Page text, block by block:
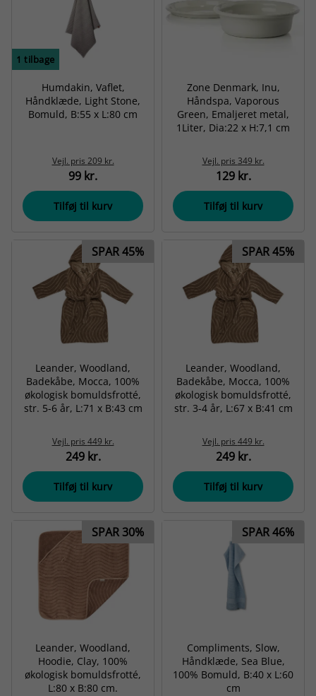
1 tilbage
Humdakin, Vaflet,
Håndklæde, Light Stone,
Bomuld, B:55 x L:80 cm
Vejl. pris 209 kr.
99 kr.
Tilføj til kurv
Zone Denmark, Inu,
Håndspa, Vaporous
Green, Emaljeret metal,
1Liter, Dia:22 x H:7,1 cm
Vejl. pris 349 kr.
129 kr.
Tilføj til kurv
SPAR 45%
Leander, Woodland,
Badekåbe, Mocca, 100%
økologisk bomuldsfrotté,
str. 5-6 år, L:71 x B:43 cm
Vejl. pris 449 kr.
249 kr.
Tilføj til kurv
SPAR 45%
Leander, Woodland,
Badekåbe, Mocca, 100%
økologisk bomuldsfrotté,
str. 3-4 år, L:67 x B:41 cm
Vejl. pris 449 kr.
249 kr.
Tilføj til kurv
SPAR 30%
Leander, Woodland,
Hoodie, Clay, 100%
økologisk bomuldsfrotté,
L:80 x B:80 cm.
SPAR 46%
Compliments, Slow,
Håndklæde, Sea Blue,
100% Bomuld, B:40 x L:60
cm